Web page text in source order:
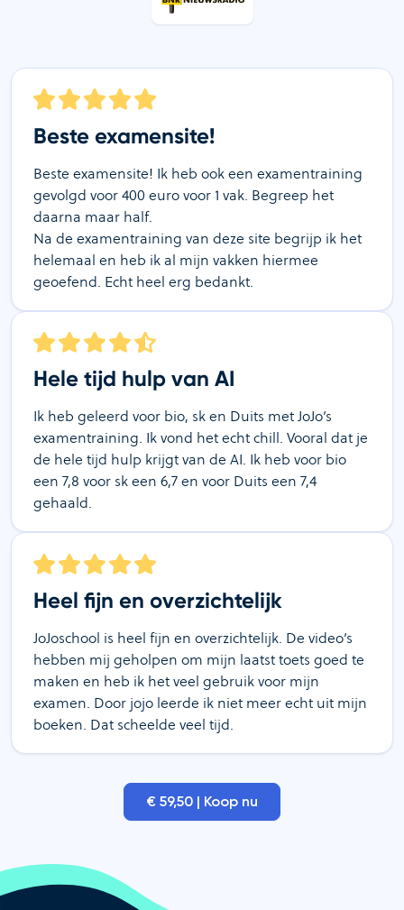
Beste examensite!
Beste examensite! Ik heb ook een examentraining
gevolgd voor 400 euro voor 1 vak. Begreep het
daarna maar half.
Na de examentraining van deze site begrijp ik het
helemaal en heb ik al mijn vakken hiermee
geoefend. Echt heel erg bedankt.
Hele tijd hulp van AI
Ik heb geleerd voor bio, sk en Duits met JoJo’s
examentraining. Ik vond het echt chill. Vooral dat je
de hele tijd hulp krijgt van de AI. Ik heb voor bio
een 7,8 voor sk een 6,7 en voor Duits een 7,4
gehaald.
Heel fijn en overzichtelijk
JoJoschool is heel fijn en overzichtelijk. De video’s
hebben mij geholpen om mijn laatst toets goed te
maken en heb ik het veel gebruik voor mijn
examen. Door jojo leerde ik niet meer echt uit mijn
boeken. Dat scheelde veel tijd.
€ 59,50 | Koop nu